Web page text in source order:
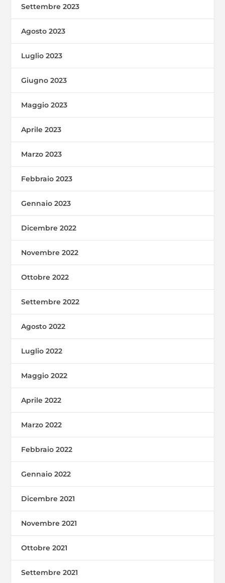
Settembre 2023
Agosto 2023
Luglio 2023
Giugno 2023
Maggio 2023
Aprile 2023
Marzo 2023
Febbraio 2023
Gennaio 2023
Dicembre 2022
Novembre 2022
Ottobre 2022
Settembre 2022
Agosto 2022
Luglio 2022
Maggio 2022
Aprile 2022
Marzo 2022
Febbraio 2022
Gennaio 2022
Dicembre 2021
Novembre 2021
Ottobre 2021
Settembre 2021